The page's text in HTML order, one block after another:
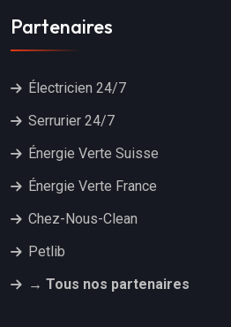
Partenaires
Électricien 24/7
Serrurier 24/7
Énergie Verte Suisse
Énergie Verte France
Chez-Nous-Clean
Petlib
→ Tous nos partenaires